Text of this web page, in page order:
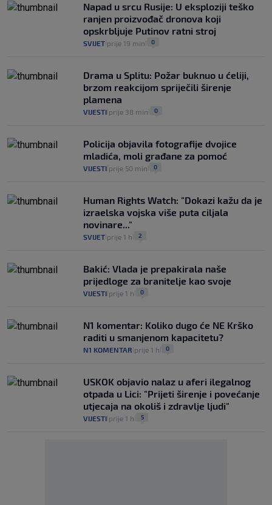
Napad u srcu Rusije: U eksploziji teško
ranjen proizvođač dronova koji
opskrbljuje Putinov ratni stroj
SVIJET prije 19 min 0
Drama u Splitu: Požar buknuo u ćeliji,
brzom reakcijom spriječili širenje
plamena
VIJESTI prije 38 min 0
Policija objavila fotografije dvojice
mladića, moli građane za pomoć
VIJESTI prije 50 min 0
Human Rights Watch: "Dokazi kažu da je
izraelska vojska više puta ciljala
novinare..."
SVIJET prije 1 h 2
Bakić: Vlada je prepakirala naše
prijedloge za branitelje kao svoje
VIJESTI prije 1 h 0
N1 komentar: Koliko dugo će NE Krško
raditi u smanjenom kapacitetu?
N1 KOMENTAR prije 1 h 0
USKOK objavio nalaz u aferi ilegalnog
otpada u Lici: "Prijeti širenje i povećanje
utjecaja na okoliš i zdravlje ljudi"
VIJESTI prije 1 h 5